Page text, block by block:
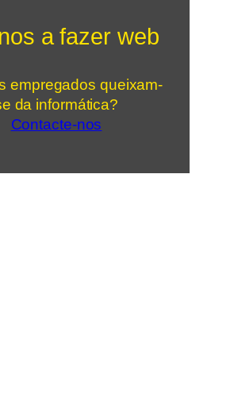
a fazer web
empregados queixam-
da informática?
Contacte-nos